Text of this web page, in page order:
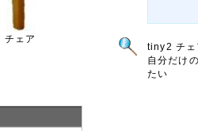
ェア
tiny2 チェ
自分だけ
たい